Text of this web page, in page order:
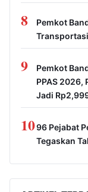
8
Pemkot
9
Pemkot
PPAS 2026,
Jadi
1096 Pejabat
Tegaskan